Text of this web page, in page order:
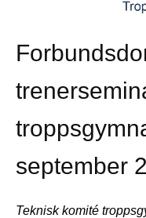
september
Teknisk komité